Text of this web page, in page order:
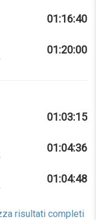
01:16:40
01:20:00
01:03:15
01:04:36
01:04:48
risultati completi